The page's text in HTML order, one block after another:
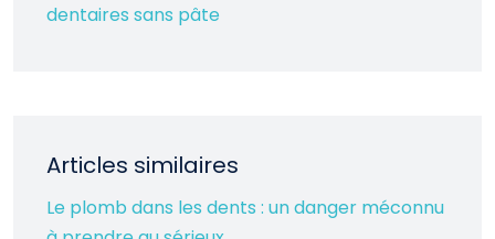
dentaires sans pâte
Articles similaires
Le plomb dans les dents : un danger méconnu